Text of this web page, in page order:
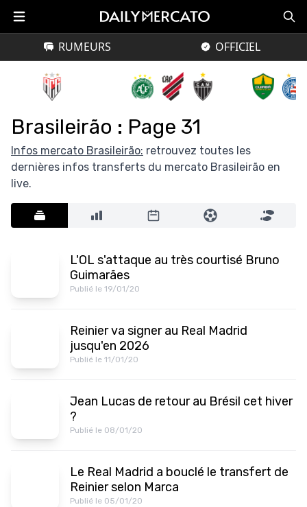
RUMEURS OFFICIEL
Brasileirão : Page 31
Infos mercato Brasileirão: retrouvez toutes les
dernières infos transferts du mercato Brasileirão en
live.
L'OL s'attaque au très courtisé Bruno
Guimarães
Publié le 19/01/20
Reinier va signer au Real Madrid
jusqu'en 2026
Publié le 11/01/20
Jean Lucas de retour au Brésil cet hiver
?
Publié le 08/01/20
Le Real Madrid a bouclé le transfert de
Reinier selon Marca
Publié le 05/01/20